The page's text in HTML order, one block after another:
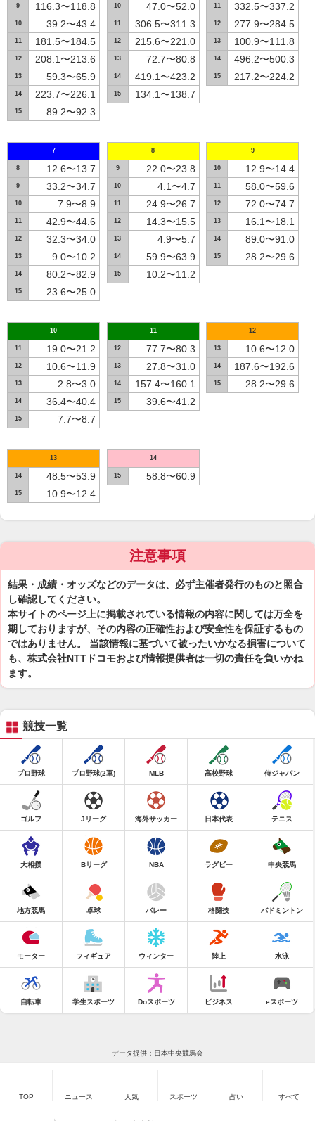
9 116.3〜118.8
10 39.2〜43.4
11 181.5〜184.5
12 208.1〜213.6
13 59.3〜65.9
14 223.7〜226.1
15 89.2〜92.3
10 47.0〜52.0
11 306.5〜311.3
12 215.6〜221.0
13 72.7〜80.8
14 419.1〜423.2
15 134.1〜138.7
11 332.5〜337.2
12 277.9〜284.5
13 100.9〜111.8
14 496.2〜500.3
15 217.2〜224.2
7
8 12.6〜13.7
9 33.2〜34.7
10 7.9〜8.9
11 42.9〜44.6
12 32.3〜34.0
13 9.0〜10.2
14 80.2〜82.9
15 23.6〜25.0
8
9 22.0〜23.8
10 4.1〜4.7
11 24.9〜26.7
12 14.3〜15.5
13 4.9〜5.7
14 59.9〜63.9
15 10.2〜11.2
9
10 12.9〜14.4
11 58.0〜59.6
12 72.0〜74.7
13 16.1〜18.1
14 89.0〜91.0
15 28.2〜29.6
10
11 19.0〜21.2
12 10.6〜11.9
13 2.8〜3.0
14 36.4〜40.4
15 7.7〜8.7
11
12 77.7〜80.3
13 27.8〜31.0
14 157.4〜160.1
15 39.6〜41.2
12
13 10.6〜12.0
14 187.6〜192.6
15 28.2〜29.6
13
14 48.5〜53.9
15 10.9〜12.4
14
15 58.8〜60.9
注意事項
結果・成績・オッズなどのデータは、必ず主催者発行のものと照合
し確認してください。
本サイトのページ上に掲載されている情報の内容に関しては万全を
期しておりますが、その内容の正確性および安全性を保証するもの
ではありません。 当該情報に基づいて被ったいかなる損害について
も、株式会社NTTドコモおよび情報提供者は一切の責任を負いかね
ます。
競技一覧
プロ野球 プロ野球(2軍) MLB 高校野球 侍ジャパン
ゴルフ Jリーグ 海外サッカー 日本代表 テニス
大相撲 Bリーグ NBA ラグビー 中央競馬
地方競馬 卓球 バレー 格闘技 バドミントン
モーター フィギュア ウィンター 陸上 水泳
自転車 学生スポーツ Doスポーツ ビジネス eスポーツ
データ提供：日本中央競馬会
TOP ニュース 天気 スポーツ 占い すべて